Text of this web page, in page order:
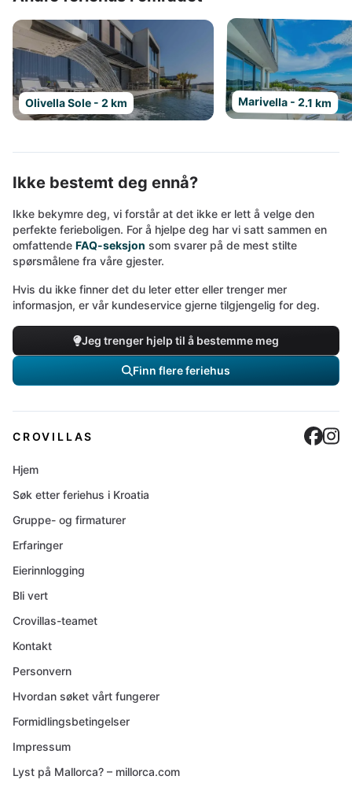
Olivella Sole - 2 km Marivella - 2.1 km
Ikke bestemt deg ennå?
Ikke bekymre deg, vi forstår at det ikke er lett å velge den
perfekte ferieboligen. For å hjelpe deg har vi satt sammen en
omfattende FAQ-seksjon som svarer på de mest stilte
spørsmålene fra våre gjester.
Hvis du ikke finner det du leter etter eller trenger mer
informasjon, er vår kundeservice gjerne tilgjengelig for deg.
Jeg trenger hjelp til å bestemme meg
Finn flere feriehus
CROVILLAS
Hjem
Søk etter feriehus i Kroatia
Gruppe- og firmaturer
Erfaringer
Eierinnlogging
Bli vert
Crovillas-teamet
Kontakt
Personvern
Hvordan søket vårt fungerer
Formidlingsbetingelser
Impressum
Lyst på Mallorca? – millorca.com